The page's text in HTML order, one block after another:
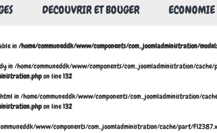
DECOUVRIR ET BOUGER ECONOMIE
in/home/communeddk/www/components/com_joomladministration/
in /home/communeddk/www/components/com_joomladministration/
on line132
in /home/communeddk/www/components/com_joomladministration/
on line132
www/components/com_joomladministration/cache/part/